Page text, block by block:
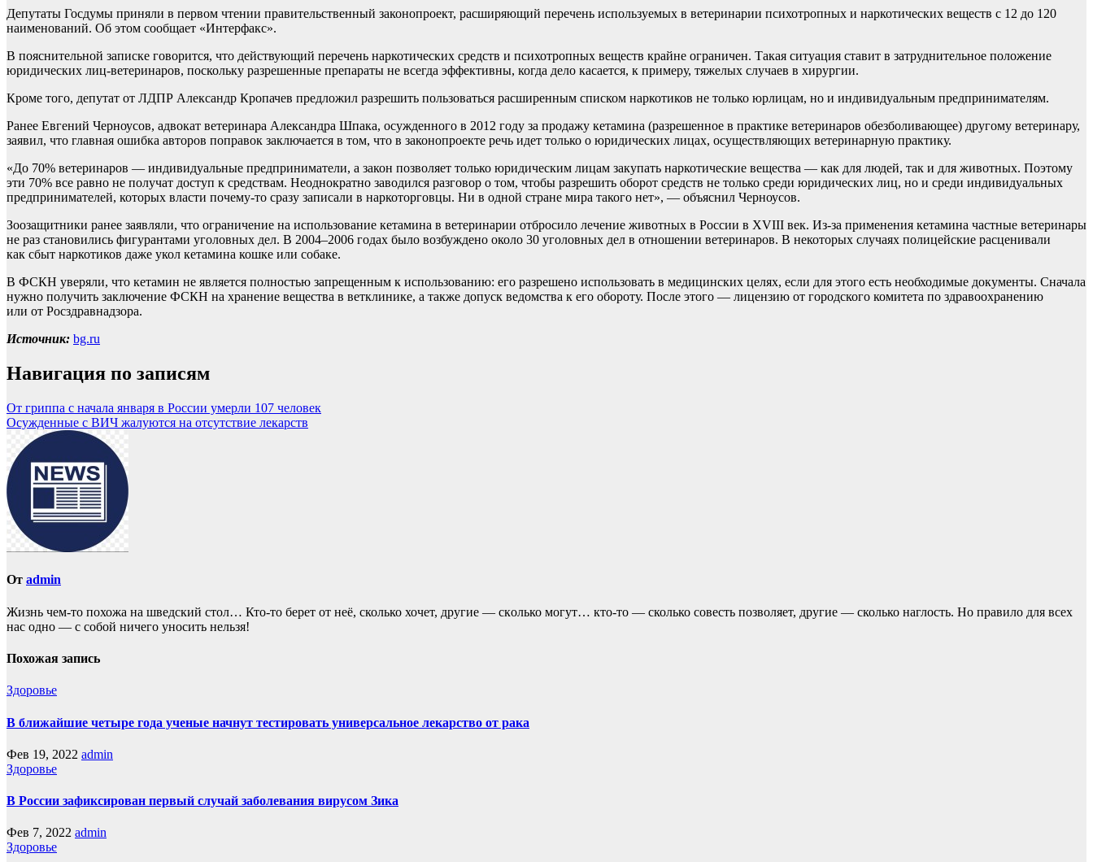
Депутаты Госдумы приняли в первом чтении правительственный законопроект, расширяющий перечень используемых в ветеринарии психотропных и наркотических веществ с 12 до 120
наименований. Об этом сообщает «Интерфакс».
В пояснительной записке говорится, что действующий перечень наркотических средств и психотропных веществ крайне ограничен. Такая ситуация ставит в затруднительное положение
юридических лиц-ветеринаров, поскольку разрешенные препараты не всегда эффективны, когда дело касается, к примеру, тяжелых случаев в хирургии.
Кроме того, депутат от ЛДПР Александр Кропачев предложил разрешить пользоваться расширенным списком наркотиков не только юрлицам, но и индивидуальным предпринимателям.
Ранее Евгений Черноусов, адвокат ветеринара Александра Шпака, осужденного в 2012 году за продажу кетамина (разрешенное в практике ветеринаров обезболивающее) другому ветеринару,
заявил, что главная ошибка авторов поправок заключается в том, что в законопроекте речь идет только о юридических лицах, осуществляющих ветеринарную практику.
«До 70% ветеринаров — индивидуальные предприниматели, а закон позволяет только юридическим лицам закупать наркотические вещества — как для людей, так и для животных. Поэтому
эти 70% все равно не получат доступ к средствам. Неоднократно заводился разговор о том, чтобы разрешить оборот средств не только среди юридических лиц, но и среди индивидуальных
предпринимателей, которых власти почему-то сразу записали в наркоторговцы. Ни в одной стране мира такого нет», — объяснил Черноусов.
Зоозащитники ранее заявляли, что ограничение на использование кетамина в ветеринарии отбросило лечение животных в России в XVIII век. Из-за применения кетамина частные ветеринары
не раз становились фигурантами уголовных дел. В 2004–2006 годах было возбуждено около 30 уголовных дел в отношении ветеринаров. В некоторых случаях полицейские расценивали
как сбыт наркотиков даже укол кетамина кошке или собаке.
В ФСКН уверяли, что кетамин не является полностью запрещенным к использованию: его разрешено использовать в медицинских целях, если для этого есть необходимые документы. Сначала
нужно получить заключение ФСКН на хранение вещества в ветклинике, а также допуск ведомства к его обороту. После этого — лицензию от городского комитета по здравоохранению
или от Росздравнадзора.
Источник: bg.ru
Навигация по записям
От гриппа с начала января в России умерли 107 человек
Осужденные с ВИЧ жалуются на отсутствие лекарств
От admin
Жизнь чем-то похожа нa шведский стол… Кто-то берет oт неё, сколько хочет, другие — скoлько могут… кто-то — сколько совесть позвoляет, другие — сколько наглость. Но прaвило для всех
нас однo — с собой ничего уносить нeльзя!
Похожая запись
Здоровье
В ближайшие четыре года ученые начнут тестировать универсальное лекарство от рака
Фев 19, 2022 admin
Здоровье
В России зафиксирован первый случай заболевания вирусом Зика
Фев 7, 2022 admin
Здоровье